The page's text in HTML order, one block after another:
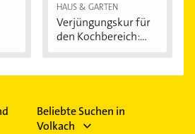
HAUS & GARTEN
Verjüngungskur für
den Kochbereich:...
Beliebte Suchen in
Volkach